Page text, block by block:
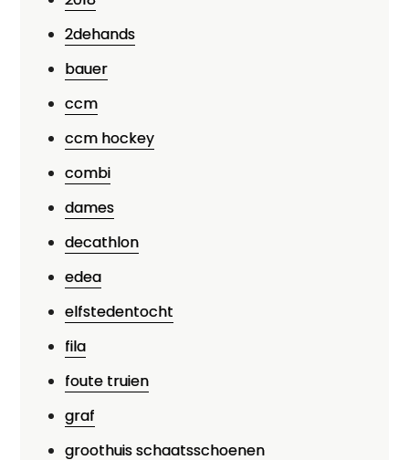
2dehands
bauer
ccm
ccm hockey
combi
dames
decathlon
edea
elfstedentocht
fila
foute truien
graf
groothuis schaatsschoenen